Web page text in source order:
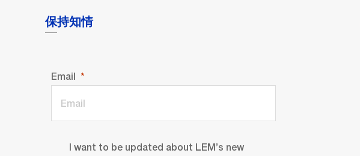
保持知情
Email
I want to be updated about LEM’s new